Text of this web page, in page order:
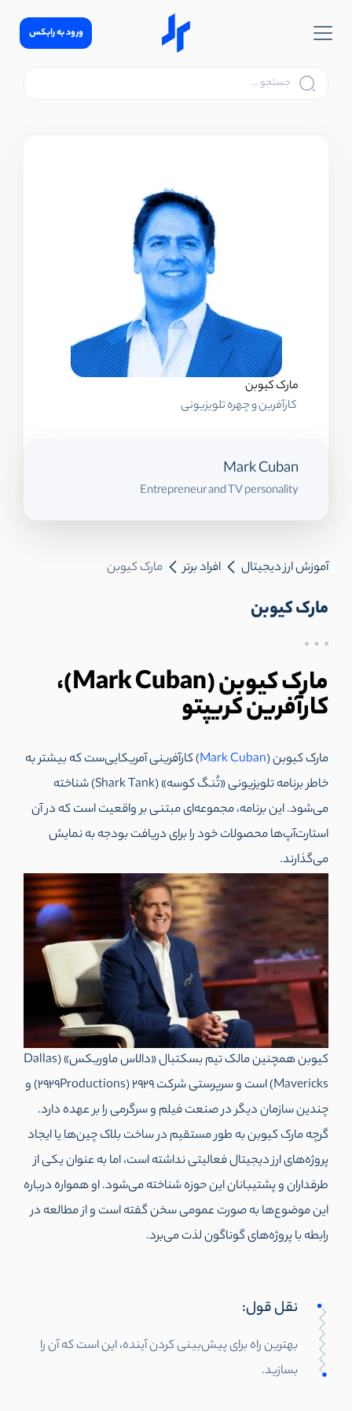
ورود به رابکس
مارک کیوبن
کارآفرین و چهره تلویزیونی
Mark Cuban
Entrepreneur and TV personality
آموزش ارز دیجیتال افراد برتر مارک کیوبن
مارک کیوبن
مارک کیوبن (Mark Cuban)،
کارآفرین کریپتو
مارک کیوبن (Mark Cuban) کارآفرینی آمریکایی‌ست که بیشتر به
خاطر برنامه تلویزیونی «تُنگ کوسه» (Shark Tank) شناخته
می‌شود. این برنامه، مجموعه‌ای مبتنی بر واقعیت است که در آن
استارت‌آپ‌ها محصولات خود را برای دریافت بودجه به نمایش
می‌گذارند.
کیوبن همچنین مالک تیم بسکتبال «دالاس ماوریکس» (Dallas
Mavericks) است و سرپرستی شرکت 2929 (2929Productions) و
چندین سازمان دیگر در صنعت فیلم و سرگرمی را بر عهده دارد.
گرچه مارک کیوبن به طور مستقیم در ساخت بلاک چین‌ها یا ایجاد
پروژه‌های ارز دیجیتال فعالیتی نداشته است، اما به عنوان یکی از
طرفداران و پشتیبانان این حوزه شناخته می‌شود. او همواره درباره
این موضوع‌ها به صورت عمومی سخن گفته است و از مطالعه در
رابطه با پروژه‌های گوناگون لذت می‌برد.
نقل قول:
بهترین راه برای پیش‌بینی کردن آینده،‌ این است که آن را
بسازید.